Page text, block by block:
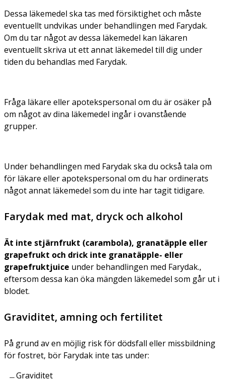
Dessa läkemedel ska tas med försiktighet och måste
eventuellt undvikas under behandlingen med Farydak.
Om du tar något av dessa läkemedel kan läkaren
eventuellt skriva ut ett annat läkemedel till dig under
tiden du behandlas med Farydak.
Fråga läkare eller apotekspersonal om du är osäker på
om något av dina läkemedel ingår i ovanstående
grupper.
Under behandlingen med Farydak ska du också tala om
för läkare eller apotekspersonal om du har ordinerats
något annat läkemedel som du inte har tagit tidigare.
Farydak med mat, dryck och alkohol
Ät inte stjärnfrukt (carambola), granatäpple eller
grapefrukt och drick inte granatäpple- eller
grapefruktjuice under behandlingen med Farydak.,
eftersom dessa kan öka mängden läkemedel som går ut i
blodet.
Graviditet, amning och fertilitet
På grund av en möjlig risk för dödsfall eller missbildning
för fostret, bör Farydak inte tas under:
Graviditet